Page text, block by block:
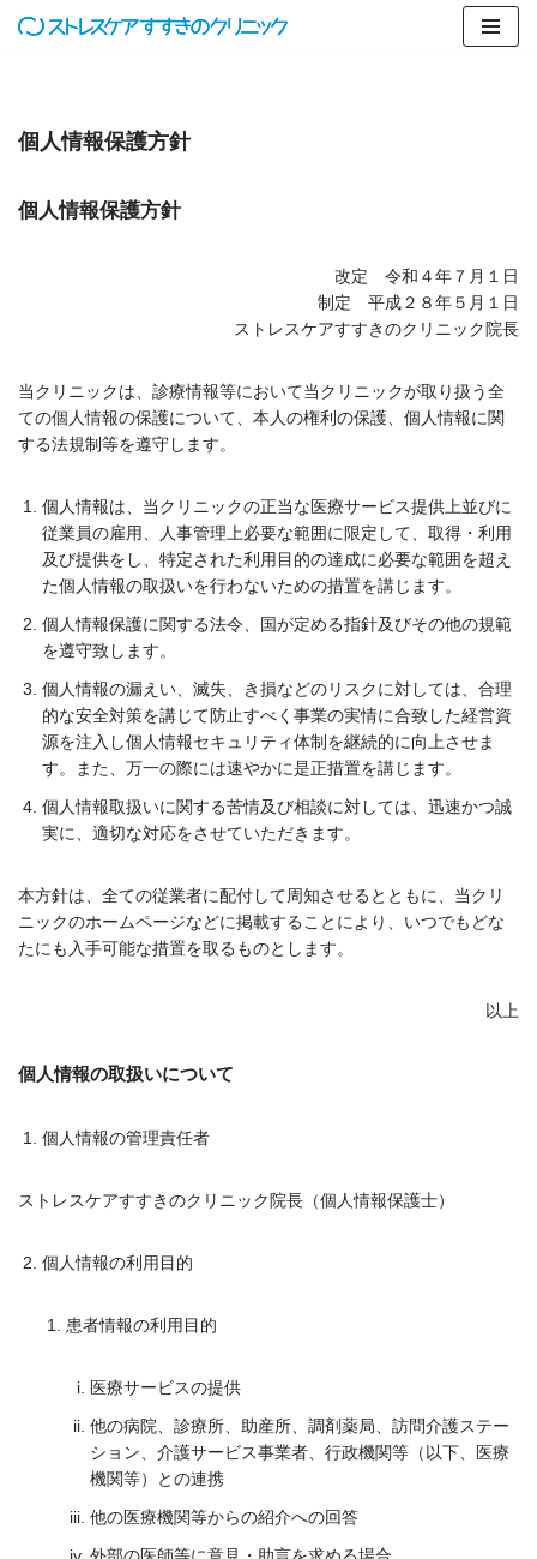
ン
ス
個人情報保護方針
個人情報保護方針
改定 令和４年７月１日
制定 平成２８年５月１日
ストレスケアすすきのクリニック院長
当クリニックは、診療情報等において当クリニックが取り扱う全
ての個人情報の保護について、本人の権利の保護、個人情報に関
する法規制等を遵守します。
個人情報は、当クリニックの正当な医療サービス提供上並びに
従業員の雇用、人事管理上必要な範囲に限定して、取得・利用
及び提供をし、特定された利用目的の達成に必要な範囲を超え
た個人情報の取扱いを行わないための措置を講じます。
個人情報保護に関する法令、国が定める指針及びその他の規範
を遵守致します。
個人情報の漏えい、滅失、き損などのリスクに対しては、合理
的な安全対策を講じて防止すべく事業の実情に合致した経営資
源を注入し個人情報セキュリティ体制を継続的に向上させま
す。また、万一の際には速やかに是正措置を講じます。
個人情報取扱いに関する苦情及び相談に対しては、迅速かつ誠
実に、適切な対応をさせていただきます。
本方針は、全ての従業者に配付して周知させるとともに、当クリ
ニックのホームページなどに掲載することにより、いつでもどな
たにも入手可能な措置を取るものとします。
以上
個人情報の取扱いについて
個人情報の管理責任者
ストレスケアすすきのクリニック院長（個人情報保護士）
個人情報の利用目的
患者情報の利用目的
医療サービスの提供
他の病院、診療所、助産所、調剤薬局、訪問介護ステー
ション、介護サービス事業者、行政機関等（以下、医療
機関等）との連携
他の医療機関等からの紹介への回答